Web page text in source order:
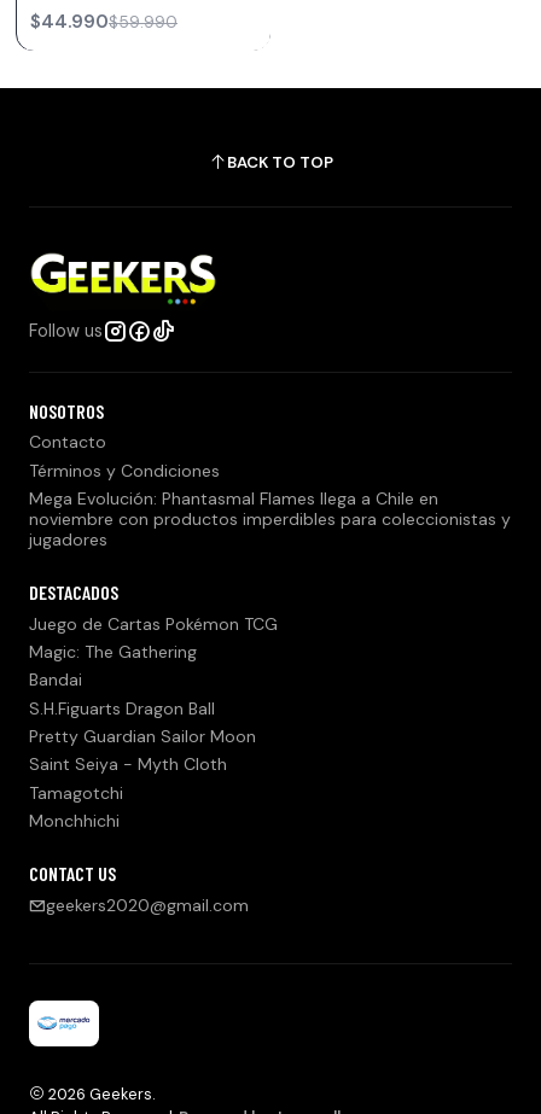
$44.990$59.990
BACK TO TOP
Follow us
NOSOTROS
Contacto
Términos y Condiciones
Mega Evolución: Phantasmal Flames llega a Chile en
noviembre con productos imperdibles para coleccionistas y
jugadores
DESTACADOS
Juego de Cartas Pokémon TCG
Magic: The Gathering
Bandai
S.H.Figuarts Dragon Ball
Pretty Guardian Sailor Moon
Saint Seiya - Myth Cloth
Tamagotchi
Monchhichi
CONTACT US
geekers2020@gmail.com
2026 Geekers.